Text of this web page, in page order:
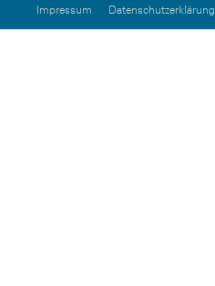
Impressum
Datenschutzerklärung